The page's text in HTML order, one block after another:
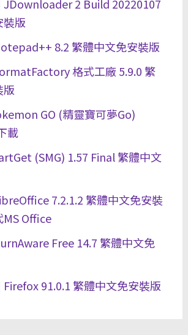
JDownloader 2 Build 20220107
裝版
8.2 繁體中文免安裝版
格式工廠 5.9.0 繁
版
GO (精靈寶可夢Go)
載
(SMG) 1.57 Final 繁體中文
7.2.1.2 繁體中文免安裝
Office
Free 14.7 繁體中文免
91.0.1 繁體中文免安裝版